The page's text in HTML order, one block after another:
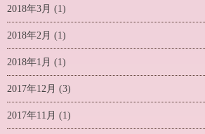
2018年3月 (1)
2018年2月 (1)
2018年1月 (1)
2017年12月 (3)
2017年11月 (1)